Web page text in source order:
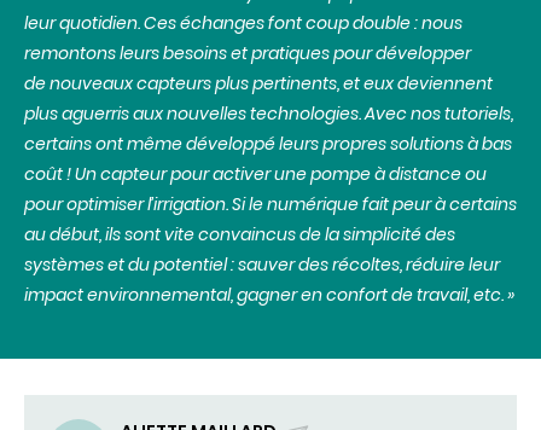
leur quotidien. Ces échanges font coup double : nous
remontons leurs besoins et pratiques pour développer
de nouveaux capteurs plus pertinents, et eux deviennent
plus aguerris aux nouvelles technologies. Avec nos tutoriels,
certains ont même développé leurs propres solutions à bas
coût ! Un capteur pour activer une pompe à distance ou
pour optimiser l’irrigation. Si le numérique fait peur à certains
au début, ils sont vite convaincus de la simplicité des
systèmes et du potentiel : sauver des récoltes, réduire leur
impact environnemental, gagner en confort de travail, etc. »